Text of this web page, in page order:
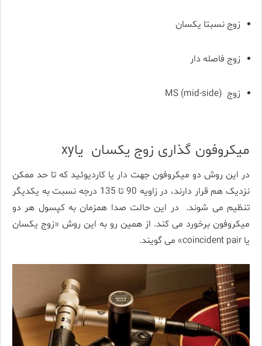
زوج نسبتا یکسان
زوج فاصله دار
زوج MS (mid-side)
میکروفون گذاری زوج یکسان یاxy
در این روش دو میکروفون جهت دار یا کاردیوئید که تا حد ممکن
نزدیک هم قرار دارند، در زاویه 90 تا 135 درجه نسبت به یکدیگر
تنظیم می شوند. در این حالت صدا همزمان به کپسول هر دو
میکروفون برخورد می کند. از همین رو به این روش «زوج یکسان
یا coincident pair» می گویند.